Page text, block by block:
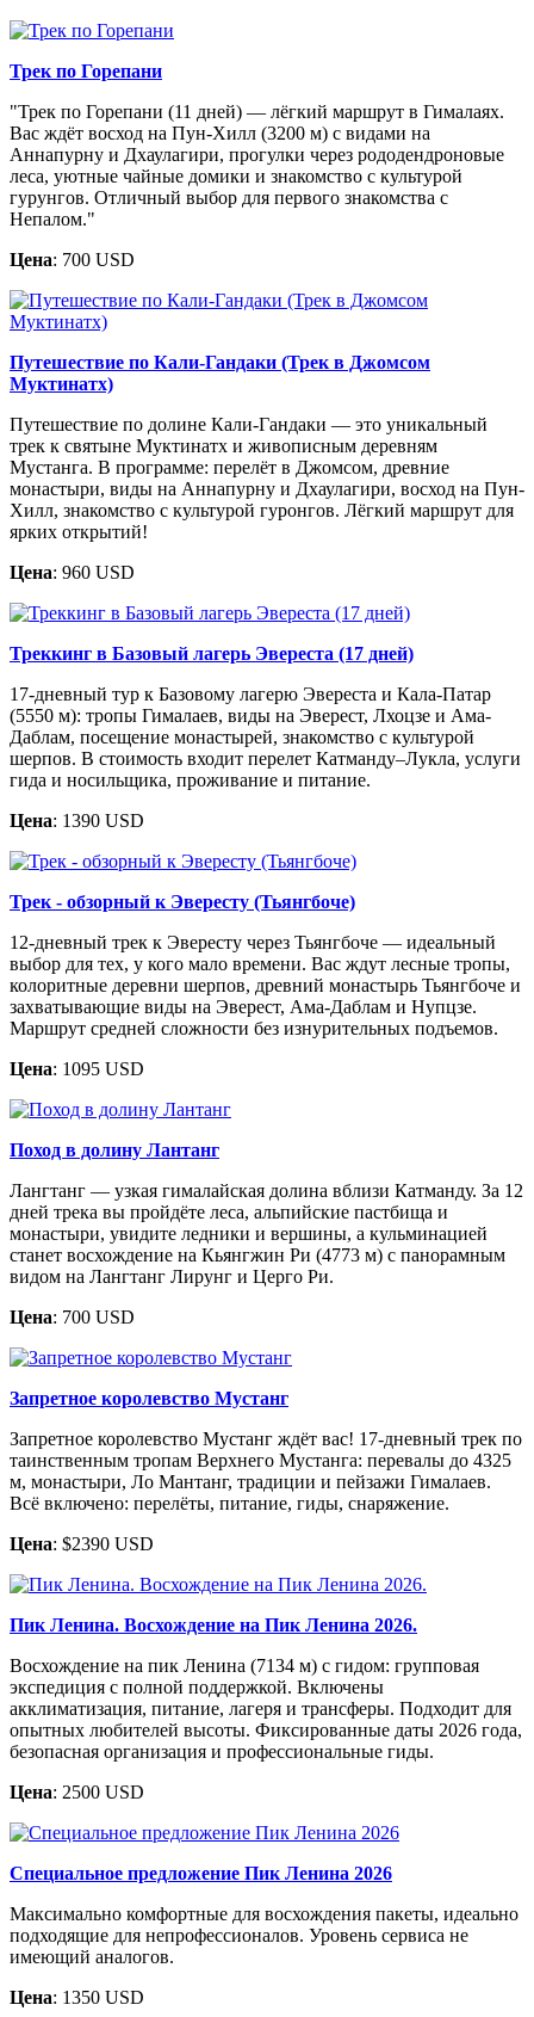
Трек по Горепани
"Трек по Горепани (11 дней) — лёгкий маршрут в Гималаях.
Вас ждёт восход на Пун-Хилл (3200 м) с видами на
Аннапурну и Дхаулагири, прогулки через рододендроновые
леса, уютные чайные домики и знакомство с культурой
гурунгов. Отличный выбор для первого знакомства с
Непалом."
Цена: 700 USD
Путешествие по Кали-Гандаки (Трек в Джомсом
Муктинатх)
Путешествие по долине Кали-Гандаки — это уникальный
трек к святыне Муктинатх и живописным деревням
Мустанга. В программе: перелёт в Джомсом, древние
монастыри, виды на Аннапурну и Дхаулагири, восход на Пун-
Хилл, знакомство с культурой гуронгов. Лёгкий маршрут для
ярких открытий!
Цена: 960 USD
Треккинг в Базовый лагерь Эвереста (17 дней)
17-дневный тур к Базовому лагерю Эвереста и Кала-Патар
(5550 м): тропы Гималаев, виды на Эверест, Лхоцзе и Ама-
Даблам, посещение монастырей, знакомство с культурой
шерпов. В стоимость входит перелет Катманду–Лукла, услуги
гида и носильщика, проживание и питание.
Цена: 1390 USD
Трек - обзорный к Эвересту (Тьянгбоче)
12-дневный трек к Эвересту через Тьянгбоче — идеальный
выбор для тех, у кого мало времени. Вас ждут лесные тропы,
колоритные деревни шерпов, древний монастырь Тьянгбоче и
захватывающие виды на Эверест, Ама-Даблам и Нупцзе.
Маршрут средней сложности без изнурительных подъемов.
Цена: 1095 USD
Поход в долину Лантанг
Лангтанг — узкая гималайская долина вблизи Катманду. За 12
дней трека вы пройдёте леса, альпийские пастбища и
монастыри, увидите ледники и вершины, а кульминацией
станет восхождение на Кьянгжин Ри (4773 м) с панорамным
видом на Лангтанг Лирунг и Церго Ри.
Цена: 700 USD
Запретное королевство Мустанг
Запретное королевство Мустанг ждёт вас! 17-дневный трек по
таинственным тропам Верхнего Мустанга: перевалы до 4325
м, монастыри, Ло Мантанг, традиции и пейзажи Гималаев.
Всё включено: перелёты, питание, гиды, снаряжение.
Цена: $2390 USD
Пик Ленина. Восхождение на Пик Ленина 2026.
Восхождение на пик Ленина (7134 м) с гидом: групповая
экспедиция с полной поддержкой. Включены
акклиматизация, питание, лагеря и трансферы. Подходит для
опытных любителей высоты. Фиксированные даты 2026 года,
безопасная организация и профессиональные гиды.
Цена: 2500 USD
Специальное предложение Пик Ленина 2026
Максимально комфортные для восхождения пакеты, идеально
подходящие для непрофессионалов. Уровень сервиса не
имеющий аналогов.
Цена: 1350 USD